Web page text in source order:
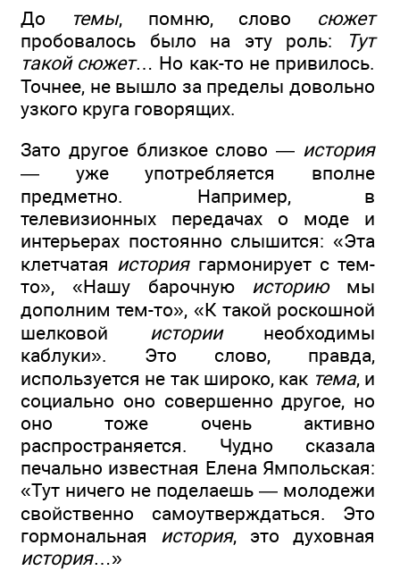
До темы, помню, слово сюжет
пробовалось было на эту роль:
Тут
такой сюжет… Но как-то не привилось.
Точнее, не вышло за пределы довольно
узкого круга говорящих.
Зато другое близкое слово — история
— уже употребляется вполне
предметно. Например, в
телевизионных передачах о моде и
интерьерах постоянно слышится: «Эта
клетчатая историягармонирует с тем-
то», «Нашу барочную историюмы
дополним тем-то», «К такой роскошной
шелковой историинеобходимы
каблуки». Это слово, правда,
используется не так широко, как тема, и
социально оно совершенно другое, но
оно тоже очень активно
распространяется. Чудно сказала
печально известная Елена Ямпольская:
«Тут ничего не поделаешь — молодежи
свойственно самоутверждаться. Это
гормональная история, это духовная
история…»